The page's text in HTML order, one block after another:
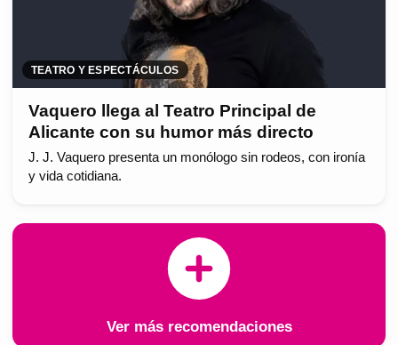
TEATRO Y ESPECTÁCULOS
Vaquero llega al Teatro Principal de
Alicante con su humor más directo
J. J. Vaquero presenta un monólogo sin rodeos, con ironía
y vida cotidiana.
Ver más recomendaciones